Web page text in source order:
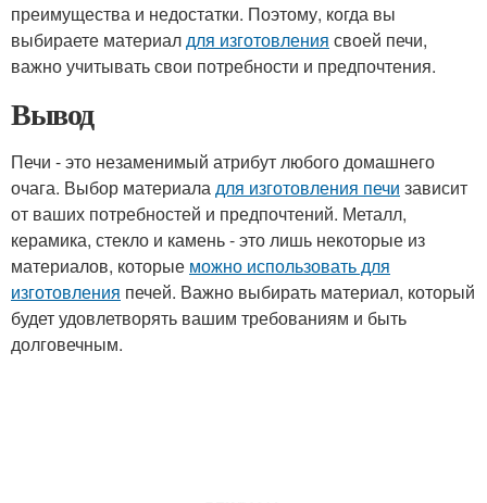
преимущества и недостатки. Поэтому, когда вы
выбираете материалдля изготовления своей печи,
важно учитывать свои потребности и предпочтения.
Вывод
Печи - это незаменимый атрибут любого домашнего
очага. Выбор материаладля изготовления печи зависит
от ваших потребностей и предпочтений. Металл,
керамика, стекло и камень - это лишь некоторые из
материалов, которые можно использовать для
изготовления печей. Важно выбирать материал, который
будет удовлетворять вашим требованиям и быть
долговечным.